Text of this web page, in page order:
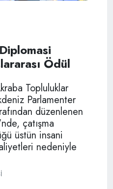
Ödül
Topluluklar
Parlamenter
düzenlenen
çatışma
üstün insani
nedeniyle